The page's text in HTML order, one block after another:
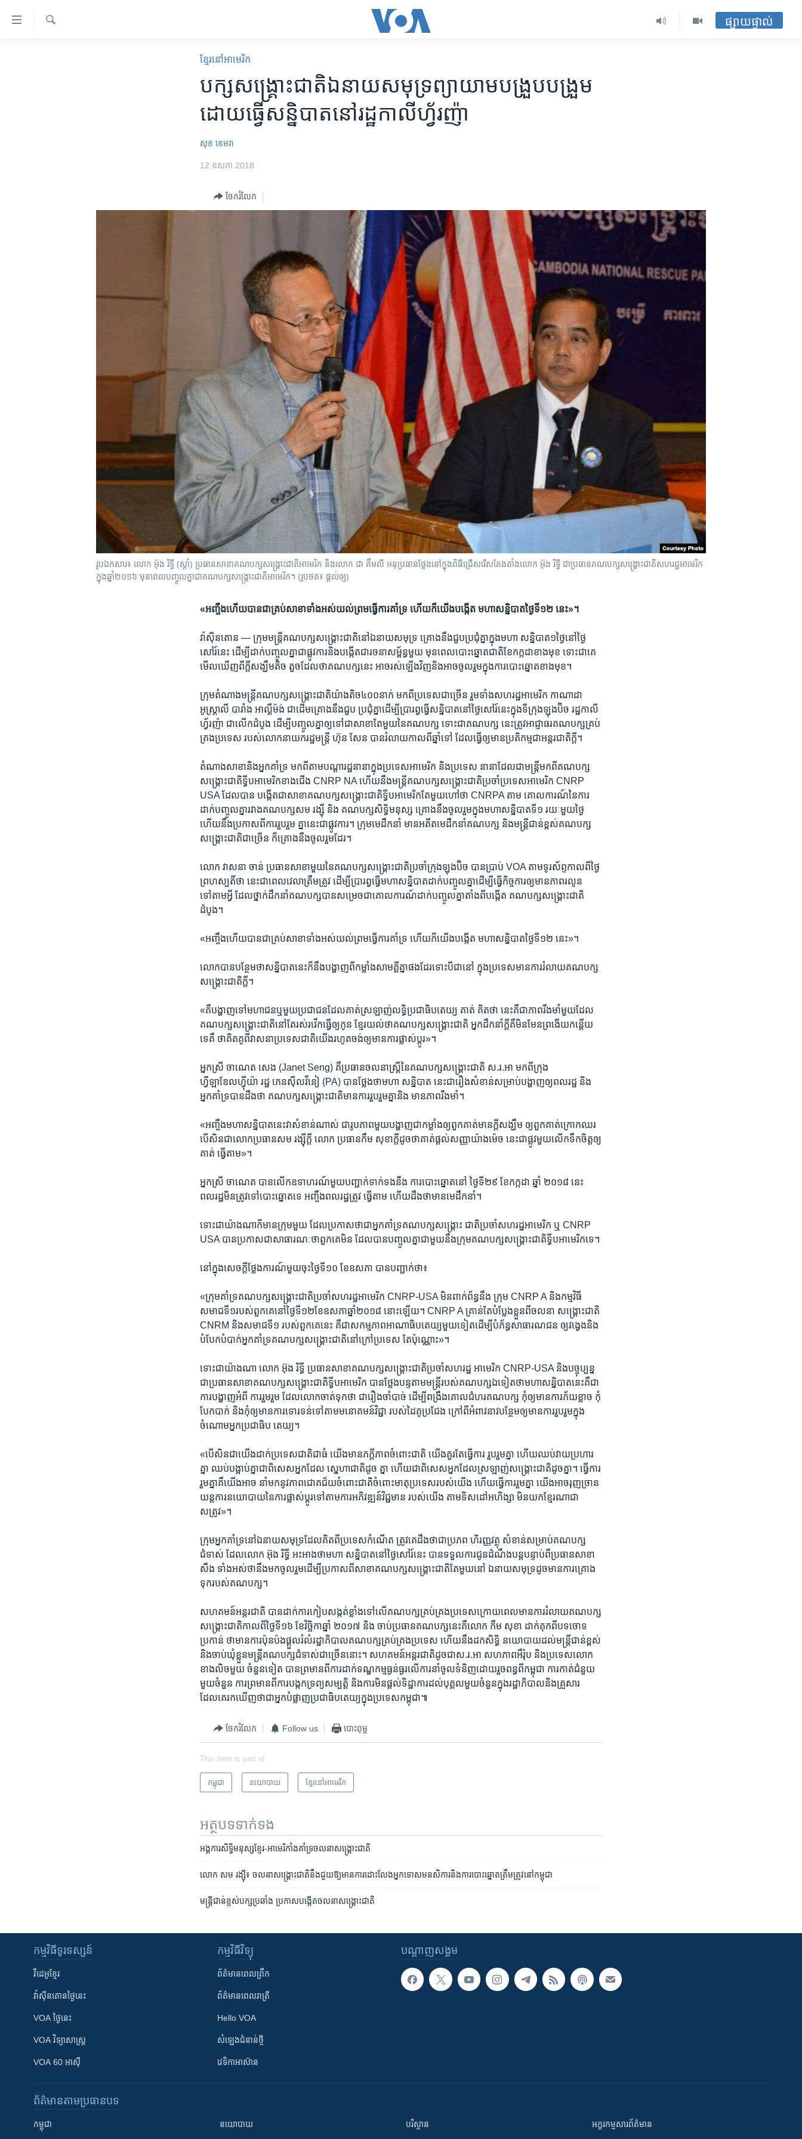
ទៅ​
ផ្សាយផ្ទាល់
ខ្មែរ​នៅ​អាមេរិក
បក្ស​សង្គ្រោះ​ជាតិ​ឯ​នាយ​សមុទ្រ​ព្យាយាម​បង្រួប​បង្រួម
ដោយ​ធ្វើ​សន្និបាត​នៅ​រដ្ឋកាលីហ្វ័រញ៉ា
សុខ ខេមរា
12 ឧសភា 2018
ចែករំលែក
រូបឯកសារ៖ លោក អ៊ុង រិទ្ធី (ស្តាំ) ប្រធាន​សាខា​គណបក្ស​សង្គ្រោះជាតិ​អាមេរិក និង​លោក ​ជា គឹមលី អនុប្រធាន​ថ្លែង​នៅ​ក្នុង​ពិធី​ជ្រើសរើស​តែងតាំង​លោក អ៊ុង រិទ្ធី ជា​ប្រធាន​គណបក្ស​សង្គ្រោះ​ជាតិ​សហរដ្ឋ​អាមេរិក​
ក្នុង​ឆ្នាំ២០១៦ មុន​ពេល​បញ្ចូល​គ្នា​ជា​គណបក្ស​សង្គ្រោះ​ជាតិ​អាមេរិក។ (រូបថត៖ ផ្តល់ឲ្យ)
«អញ្ចឹង​ហើយ​បានជា​គ្រប់សាខា​ទាំងអស់​យល់ព្រម​ធ្វើការ​គាំទ្រ​ ហើយក៏​យើង​បង្កើត មហាសន្និបាត​ថ្ងៃទី​១២ នេះ‍»។
វ៉ាស៊ីនតោន —ក្រុមមន្ត្រី​គណបក្ស​សង្គ្រោះជាតិ​នៅឯ​នាយសមុទ្រ ​គ្រោងនឹង​ជួបប្រជុំគ្នា​ក្នុង​មហា សន្និបាត​១ថ្ងៃ​នៅថ្ងៃ​
សៅរ៍នេះ ​ដើម្បី​ដាក់​បញ្ចូល​គ្នា​ជាផ្លូវការ​និងបង្កើត​ជារចនា​សម្ព័ន្ធ​មួយ ​មុនពេល​បោះឆ្នោត​ជាតិ​ខែកក្កដា​ខាងមុខ​ ទោះជា​គេ
មើល​ឃើញពី​ក្តីសង្ឃឹម​តិច តួច​ដែលថា​គណបក្ស​នេះ ​អាចរស់​ឡើងវិញ​និងអាច​ចូលរួម​ក្នុងការ​បោះឆ្នោត​ខាង​មុខ។
ក្រុម​តំណាង​មន្ត្រី​គណបក្ស​សង្គ្រោះ​ជាតិ​យ៉ាងតិច​៤០០នាក់​ មកពី​ប្រទេស​ជាច្រើន រួមទាំង​សហរដ្ឋអាមេរិក​ កាណាដា​
អូស្ត្រាលី​ បារាំង​ អាល្លឺម៉ង់ ​ជាដើម​គ្រោងនឹង​ជួប ប្រជុំគ្នា​ដើម្បី​ប្រារព្វ​ធ្វើសន្និបាត​នៅថ្ងៃសៅរ៍​នេះ​ក្នុងទីក្រុង​ឡុងប៊ិច ​រដ្ឋកាលី​
ហ្វ័រញ៉ា ជាលើក​ដំបូង​ ដើម្បី​បញ្ចូលគ្នា​ឲ្យទៅ​ជាសាខា​តែមួយ​នៃ​គណបក្ស ​ទោះជា​គណបក្ស នេះ​ត្រូវអាជ្ញាធរ​គណបក្ស​គ្រប់
គ្រង​ប្រទេស​ របស់​លោក​នាយក​រដ្ឋមន្ត្រី​ ហ៊ុន សែន បាន​រំលាយ​កាលពី​ឆ្នាំទៅ​ ដែលធ្វើ​ឲ្យមាន​ប្រតិកម្ម​ជាអន្តរជាតិ​ក្តី។
តំណាង​សាខា​និង​អ្នកគាំទ្រ​ មកពី​តាម​បណ្តា​រដ្ឋនានា​ក្នុងប្រទេស​អាមេរិក ​និង​ប្រទេស នានា​ដែលជា​មន្ត្រីមក​ពីគណបក្ស​
សង្គ្រោះជាតិ​ទ្វីប​អាមេរិក​ខាងជើង​ CNRP NA ហើយនឹង​មន្ត្រី​គណបក្ស​សង្គ្រោះជាតិ​ប្រចាំប្រទេស​អាមេរិក ​CNRP
USA ​ដែល​បាន បង្កើត​ជា​សាខា​គណបក្ស​សង្គ្រោះជាតិ​ទ្វីបអាមេរិក​តែមួយ​ហៅថា​ CNRPA​ តាម គោល​ការណ៍​នៃការ​
ដាក់បញ្ចូល​គ្នា​រវាង​គណបក្ស​សម រង្ស៊ី ​និង ​គណបក្ស​សិទ្ធិមនុស្ស គ្រោងនឹង​ចូលរួម​ក្នុងមហា​សន្និបាត​ទី១ ​រយៈមួយ​ថ្ងៃ ​
ហើយនឹង​ប្រកាស​ពីការ​រួបរួម គ្នានេះ​ជាផ្លូវការ។​ ក្រុម​មេដឹកនាំ ​មាន​អតីត​មេដឹកនាំ​គណបក្ស ​និងមន្ត្រី​ជាន់ខ្ពស់​គណបក្ស​
សង្គ្រោះជាតិ​ជាច្រើន ​ក៏គ្រោងនឹង​ចូលរួម​ដែរ។
លោក​ វាសនា ចាន់​ ប្រធាន​សាខា​មួយ​នៃ​គណបក្ស​សង្គ្រោះជាតិ​ប្រចាំ​ក្រុង​ឡុងប៊ិច បានប្រាប់ ​VOA ​តាម​ទូរស័ព្ទ​កាលពី​ថ្ងៃ
ព្រហស្បតិ៍​ថា​ នេះជា​ពេលវេលា​ត្រឹមត្រូវ ​ដើម្បី​ប្រារព្វ​ធ្វើ​មហាសន្និបាត​ដាក់បញ្ចូល​គ្នា​ដើម្បី​ធ្វើកិច្ចការ​ឲ្យមាន​ភាព​រលូន​
ទៅតាម​អ្វី ដែល​ថ្នាក់ដឹកនាំ​គណបក្ស​បាន​សម្រេច​ជាគោល​ការណ៍​ដាក់បញ្ចូល​គ្នាតាំងពី​បង្កើត គណបក្ស​សង្គ្រោះជាតិ​
ដំបូង។
«អញ្ចឹង​ហើយ​បានជា​គ្រប់សាខា​ទាំងអស់​យល់ព្រម​ធ្វើការ​គាំទ្រ​ ហើយក៏​យើង​បង្កើត មហាសន្និបាត​ថ្ងៃទី​១២ នេះ‍»។
លោកបាន​បន្ថែមថា​សន្និបាតនេះ​ក៏នឹង​បង្ហាញ​ពីកម្លាំង​សាមគ្គីគ្នា​ផងដែរ​ទោះបី​ជានៅ ក្នុងប្រទេស​មានការ​រំលាយ​គណបក្ស​
សង្គ្រោះ​ជាតិ​ក្តី។
«គឺបង្ហាញ​ទៅ​មហាជន​ឬមួយ​ប្រជាជន​ដែលគាត់​ស្រឡាញ់​លទ្ធិប្រជាធិបតេយ្យ ​គាត់ គិតថា ​នេះគឺ​ជាភាពរឹងមាំ​មួយ​ដែល​
គណបក្ស​សង្គ្រោះជាតិ​នៅតែ​រស់រវើក​ធ្វើឲ្យ​កូន ខ្មែរយល់ថា​គណបក្ស​សង្គ្រោះ​ជាតិ អ្នកដឹកនាំ​ក្តីគឺមិន​មែន​ព្រងើយក​ន្តើយ
ទេគឺ ​ថាគិតគូពី​វាសនា​ប្រទេសជាតិ​យើងរហូត​ចង់ឲ្យ​មានការ​ផ្លាស់ប្តូរ‍»។
អ្នកស្រី ​ចាណេត សេង​ (Janet Seng) ​គឺប្រធាន​ចលនាស្ត្រី​នៃគណបក្ស​សង្គ្រោះ​ជាតិ ស.រ.អា ​មកពីក្រុង ​
ហ្វីឡាឌែលហ៊្វីយ៉ា​ រដ្ឋ ​ភេនស៊ីលវីនៀ ​(PA) ​បានថ្លែង​ថា​មហា សន្និបាត​ នេះជា​រឿងសំខាន់​សម្រាប់​បង្ហាញ​ឲ្យពលរដ្ឋ​ និង
អ្នក​គាំទ្រ​បានដឹង​ថា គណបក្ស​សង្គ្រោះជាតិ​មានការ​រួបរួមគ្នា​និង ​មានភាព​រឹងមាំ។
«អញ្ចឹង​មហាសន្និបាត​នេះវា​សំខាន់​ណាស់ ​ជារូបភាព​មួយបង្ហាញ​ជាកម្លាំង​ឲ្យពួក​គាត់​មានក្តី​សង្ឃឹម ​ឲ្យពួក​គាត់​ក្រោកឈរ​
បើសិនជា​លោកប្រធាន​សម រង្ស៊ីក្តី ​លោក ​ប្រធាន​កឹម សុខា​ក្តីដូចថា​គាត់ផ្តល់​សញ្ញា​យ៉ាងម៉េច​ នេះជា​ផ្លូវមួយ​លើកទឹក​ចិត្តឲ្យ​
គាត់ ធ្វើតាម‍»។
អ្នកស្រី​ ចាណេត​ បានលើក​ឧទាហរណ៍​មួយ​បញ្ជាក់​ទាក់ទង​នឹង ​ការបោះ​ឆ្នោត​នៅ ថ្ងៃទី២៩ ​ខែកក្កដា ​ឆ្នាំ​ ២០១៨ ​នេះ ​
ពលរដ្ឋ​មិនត្រូវ​ទៅ​បោះឆ្នោត​ទេ ​អញ្ចឹង​ពលរដ្ឋ​ត្រូវ ធ្វើតាម​ ហើយដឹង​ថាមាន​មេដឹកនាំ។ ​
ទោះជា​យ៉ាងណា​ក៏មាន​ក្រុមមួយ​ ដែល​ប្រកាសថា​ជាអ្នកគាំទ្រ​គណបក្ស​សង្គ្រោះ ជាតិ​ប្រចាំ​សហរដ្ឋ​អាមេរិក​ ឬ ​CNRP
USA ​បានប្រកាស​ជាសាធារណៈថា​ពួកគេ​មិន ដែលបាន​បញ្ចូលគ្នា​ជាមួយនឹង​ក្រុម​គណបក្ស​សង្គ្រោះជាតិ​ទ្វីបអាមេរិក​ទេ។
នៅក្នុង​សេចក្តី​ថ្លែងការណ៍​មួយចុះ​ថ្ងៃទី១០​ ខែឧសភា ​បាន​បញ្ជាក់​ថា៖
«ក្រុមគាំទ្រ​គណបក្ស​សង្គ្រោះជាតិ​ប្រចាំ​សហរដ្ឋអាមេរិក ​CNRP-USA ​មិនពាក់ព័ន្ធ​នឹង ក្រុម ​CNRP A ​និងកម្មវិធី​
សមាជ​ទី១​របស់​ពួកគេ​នៅថ្ងៃទី១២​ខែឧសភា​ឆ្នាំ​២០១៨ ​នោះ​ឡើយ។​ CNRP A ​គ្រាន់តែ​បំប្លែង​ខ្លួនពី​ចលនា​ សង្គ្រោះជាតិ
​CNRM ​និង​សមាជទី​១ របស់​ពួកគេ​នេះ​ គឺជា​សកម្មភាព​អាណាធិបតេយ្យ​មួយទៀត​ដើម្បីបំភ័ន្ធ​សាធារណជន ឲ្យវង្វេង​និង​
បំបែក​បំបាក់​អ្នកគាំទ្រ​គណបក្ស​សង្គ្រោះជាតិ​នៅក្រៅប្រទេស តែ​ប៉ុណ្ណោះ‍»។
ទោះជា​យ៉ាងណា ​លោក​ អ៊ុង រិទ្ធី​ ប្រធាន​សាខា​គណបក្ស​សង្គ្រោះជាតិ​ប្រចាំ​សហរដ្ឋ អាមេរិក​ CNRP-USA ​និង​បច្ចុប្បន្ន​
ជាប្រធាន​សាខា​គណបក្ស​សង្គ្រោះជាតិ​ទ្វីប​អាមេរិក បានថ្លែង​បន្ទតាម​មន្ត្រី​របស់​គណបក្ស​ឯទៀតថា​មហា​សន្និបាត​នេះគឺ​ជា
ការ​បង្ហាញ​អំពី ការរួមរួម ​ដែល​លោក​ចាត់ទុក​ថា ​ជារឿង​ចាំបាច់​ ដើម្បី​ពង្រឹង​គោលជំហរ​គណបក្ស កុំឲ្យមាន​ការភ័យ​ខ្លាច​ កុំ
បែក​បាក់​ និងកុំឲ្យមាន​ការទោរ​ទន់​ទៅតាម​មនោគមន៍​វិជ្ជា របស់ដៃគូ​ប្រជែង​ ក្រៅពី​អំពាវនាវ​បន្ថែមឲ្យ​មានការ​រួបរួម​ក្នុង
ចំណោម​អ្នក​ប្រជាធិប តេយ្យ។
«បើសិន​ជាយើង​ដាក់ប្រទេសជាតិ​ជាធំ ​យើងមាន​ភក្តីភាព​ចំពោះជាតិ ​យើងគួរ​តែធ្វើការ រួបរួមគ្នា ​ហើយឈប់​វាយប្រហារ​
គ្នា ​ឈប់​បង្អាប់​គ្នា​ជាពិសេស​អ្នកដែល​ សេ្នហា​ជាតិ​ដូច គ្នា ​ហើយ​ជាពិសេស​អ្នកដែល​ស្រឡាញ់​សង្គ្រោះជាតិ​ដូចគ្នា។​ ធ្វើការ
រួមគ្នា​គឺយើង​អាច នាំមកនូវ​ភាព​ជោគជ័យ​ចំពោះជាតិ​ចំពោះ​មាតុប្រទេស​របស់យើង​ ហើយធ្វើ​ការរួមគ្នា យើងអាច​រុញច្រាន​
យន្តការ​នយោបាយ​នៃការផ្លាស់ប្តូរ​ទៅតាម​ការអភិវឌ្ឍន៍​វិជ្ជមាន របស់យើង ​តាមទិស​ដៅ​អហិង្សា​ មិនយក​ខ្មែរណា​ជា
សត្រូវ‍»។
ក្រុមអ្នក​គាំទ្រ​នៅឯនាយ​សមុទ្រ​ដែលគិត​ពីប្រទេស​កំណើត​ ត្រូវគេដឹង​ថាជា​ប្រភព ហិរញ្ញ​វត្ថុ​ សំខាន់​សម្រាប់​គណបក្ស​
ជំទាស់​ ដែល​លោក​ អ៊ុង រិទ្ធី ​អះអាងថា​មហា សន្និបាត​នៅថ្ងៃ​សៅរ៍នេះ​ បាន​ទទួលការ​ជូនដំណឹង​បន្តបន្ទាប់​ពីប្រធាន​សាខា​
សឹង ទាំងអស់​ថានឹង​មកចូលរួម​ដើម្បីប្រកាស​ពីសាខា​គណបក្ស​សង្គ្រោះជាតិ​តែមួយ​នៅ ឯនាយ​សមុទ្រ​ដូចមាន​ការគ្រោង​
ទុករបស់​គណបក្ស។
សហគមន៍​អន្តរជាតិ​ បានដាក់​ការកៀប​សង្កត់ខ្លាំង​ទៅលើ​គណបក្ស​គ្រប់គ្រង​ប្រទេស​ក្រោយពេល​មានការ​រំលាយ​គណបក្ស​
សង្គ្រោះជាតិ​កាលពីថ្ងៃ​ទី១៦ ​ខែវិច្ឆិកា​ឆ្នាំ ២០១៧ ​និង ​ចាប់​ប្រធាន​គណបក្សនេះ​គឺលោក ​កឹម សុខា ​ដាក់គុក​ពីបទ​ចោទ​
ប្រកាន់ ថាមាន​ការប៉ុនប៉ង​ផ្តួលរំលំ​រដ្ឋាភិបាល​គណបក្ស​គ្រប់គ្រង​ប្រទេស ​ហើយនឹង​ដកសិទ្ធិ នយោបាយ​ដល់​មន្ត្រី​ជាន់ខ្ពស់
​និងចាប់​ឃុំខ្លួន​មន្ត្រី​គណបក្ស​ជំទាស់​ជាច្រើន​នោះ។ សហគមន៍​អន្តរជាតិ​ដូចជា​ស.រ.អា ​សហភាព​អឺរ៉ុប​ និង​ប្រទេស​លោក
ខាង​លិចមួយ ចំនួន​ទៀត​ បាន​ព្រមាន​ពី​ការ​ដាក់​ទណ្ឌកម្ម​ធ្ងន់ធ្ងរ​លើ​ការ​នាំចូល​ទំនិញ​ដោយ​រួច​ពន្ធ​ពី​កម្ពុជា​ ការ​កាត់​ជំនួយ​
មួយ​ចំនួន ​ការ​ព្រមាន​ពី​ការ​បង្កក​ទ្រព្យសម្បត្តិ ​និង​ការ​មិន​ផ្តល់​ទិដ្ឋាការ​ដល់​បុគ្គល​មួយ​ចំនួន​ក្នុង​រដ្ឋាភិបាល​និង​គ្រួសារ ​
ដែលគេ​រក​ឃើញ​ថា​ជាអ្នក​បំផ្លាញ​ប្រជាធិបតេយ្យ​ក្នុងប្រទេស​កម្ពុជា៕
ចែករំលែក Follow us បោះពុម្ព
This item is part of
កម្ពុជា នយោបាយ ខ្មែរ​នៅ​អាមេរិក
អត្ថបទ​ទាក់ទង
អង្គការ​សិទ្ធិមនុស្ស​ខ្មែរ​-អាមេរិកាំង​គាំទ្រ​ចលនា​សង្គ្រោះជាតិ
​​លោក​ ​សម​ រង្ស៊ី៖​ ចលនា​សង្គ្រោះ​ជាតិ​នឹង​ជួយ​ឱ្យ​មាន​ការ​ដោះលែង​អ្នក​ទោស​មនសិការ​និង​ការ​បោះឆ្នោត​ត្រឹមត្រូវ​នៅ​កម្ពុជា
មន្រ្តី​ជាន់​ខ្ពស់​បក្ស​ប្រឆាំង ប្រកាស​បង្កើត​ចលនា​សង្រ្គោះជាតិ
បណ្តាញ​សង្គម
កម្មវិធី​ទូរទស្សន៍
វីដេអូ​ខ្មែរ
វ៉ាស៊ីនតោន​ថ្ងៃ​នេះ
VOA ថ្ងៃនេះ
VOA ​វិទ្យាសាស្ត្រ
VOA 60 អាស៊ី
កម្មវិធី​វិទ្យុ
ព័ត៌មាន​ពេល​ព្រឹក
ព័ត៌មាន​​ពេល​រាត្រី
Hello VOA
សំឡេង​ជំនាន់​ថ្មី
វេទិកា​អាស៊ាន
ព័ត៌មាន​តាមប្រធានបទ​
កម្ពុជា នយោបាយ បរិស្ថាន អក្ខរកម្មសារព័ត៌មាន